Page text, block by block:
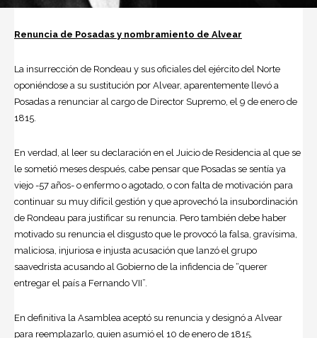
Renuncia de Posadas y nombramiento de Alvear
La insurrección de Rondeau y sus oficiales del ejército del Norte
oponiéndose a su sustitución por Alvear, aparentemente llevó a
Posadas a renunciar al cargo de Director Supremo, el 9 de enero de
1815.
En verdad, al leer su declaración en el Juicio de Residencia al que se
le sometió meses después, cabe pensar que Posadas se sentía ya
viejo -57 años- o enfermo o agotado, o con falta de motivación para
continuar su muy difícil gestión y que aprovechó la insubordinación
de Rondeau para justificar su renuncia. Pero también debe haber
motivado su renuncia el disgusto que le provocó la falsa, gravísima,
maliciosa, injuriosa e injusta acusación que lanzó el grupo
saavedrista acusando al Gobierno de la infidencia de “querer
entregar el país a Fernando VII”.
En definitiva la Asamblea aceptó su renuncia y designó a Alvear
para reemplazarlo, quien asumió el 10 de enero de 1815.